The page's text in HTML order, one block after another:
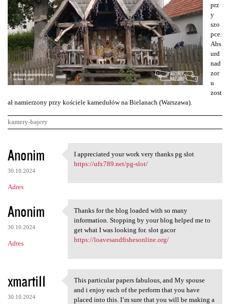
prz
y
szo
pce.
Abs
urd
nad
zor
u
zost
ał namierzony przy kościele kamedułów na Bielanach (Warszawa).
kamery-bajery
K
o
m
e
n
t
r
e
Anonim
30.10.2024
Adres
I appreciated your work very
I appreciated your work very thanks pg slot
https://ufx789.net/pg-slot/
Anonim
30.10.2024
Adres
Thanks for the blog loaded
Thanks for the blog loaded with so many
information. Stopping by your blog helped me to
get what I was looking for. slot gacor
https://loavesandfishesonline.org/
xmarti11
30.10.2024
This particular papers
This particular papers fabulous, and My spouse
and i enjoy each of the perform that you have
placed into this. I’m sure that you will be making a